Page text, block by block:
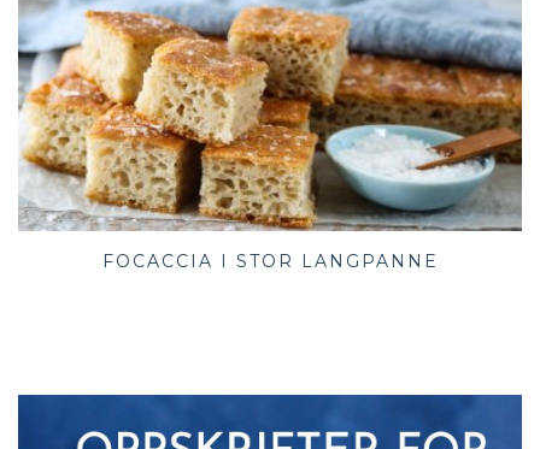
FOCACCIA I STOR LANGPANNE